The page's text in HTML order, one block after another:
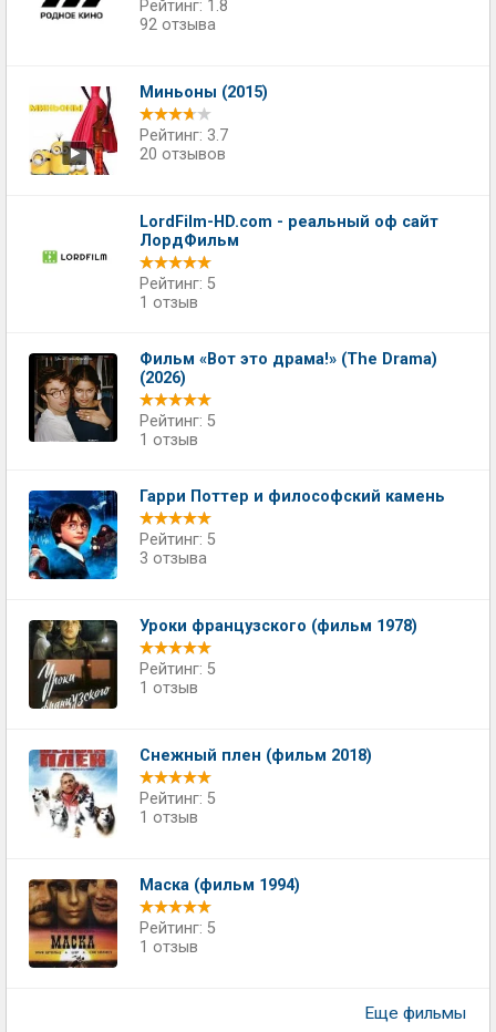
Рейтинг: 1.8
92 отзыва
Миньоны (2015)
Рейтинг: 3.7
20 отзывов
LordFilm-HD.com - реальный оф сайт
ЛордФильм
Рейтинг: 5
1 отзыв
Фильм «Вот это драма!» (The Drama)
(2026)
Рейтинг: 5
1 отзыв
Гарри Поттер и философский камень
Рейтинг: 5
3 отзыва
Уроки французского (фильм 1978)
Рейтинг: 5
1 отзыв
Снежный плен (фильм 2018)
Рейтинг: 5
1 отзыв
Маска (фильм 1994)
Рейтинг: 5
1 отзыв
Еще фильмы